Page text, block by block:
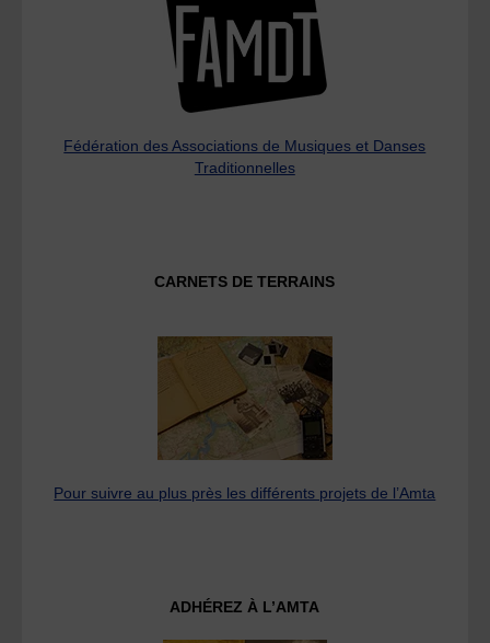
Fédération des Associations de Musiques et Danses
Traditionnelles
CARNETS DE TERRAINS
Pour suivre au plus près les différents projets de l’Amta
ADHÉREZ À L’AMTA